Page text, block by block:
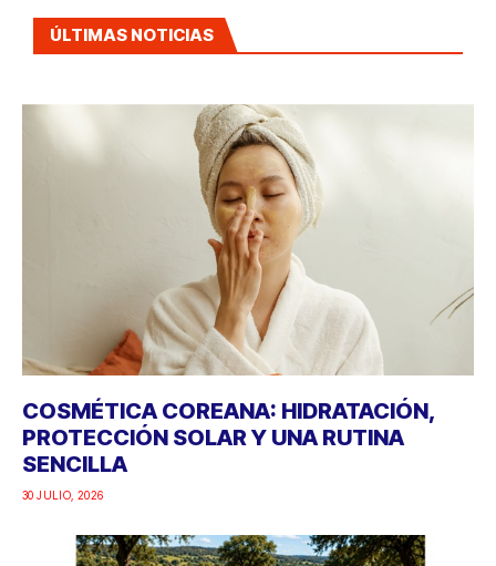
ÚLTIMAS NOTICIAS
COSMÉTICA COREANA: HIDRATACIÓN,
PROTECCIÓN SOLAR Y UNA RUTINA
SENCILLA
30 JULIO, 2026